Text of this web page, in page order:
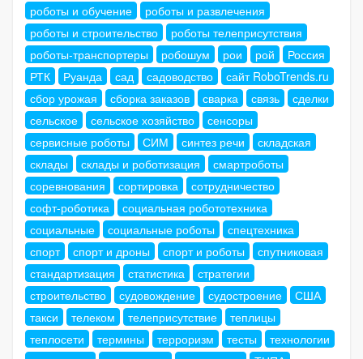
роботы и обучение
роботы и развлечения
роботы и строительство
роботы телеприсутствия
роботы-транспортеры
робошум рои рой
Россия
РТК
Руанда сад садоводство
сайт RoboTrends.ru
сбор урожая
сборка заказов сварка связь
сделки
сельское
сельское хозяйство
сенсоры
сервисные роботы
СИМ синтез речи
складская
склады
склады и роботизация
смартроботы
соревнования
сортировка
сотрудничество
софт-роботика
социальная робототехника
социальные
социальные роботы
спецтехника
спорт
спорт и дроны спорт и роботы
спутниковая
стандартизация
статистика
стратегии
строительство
судовождение судостроение
США
такси
телеком телеприсутствие
теплицы
теплосети
термины терроризм тесты
технологии